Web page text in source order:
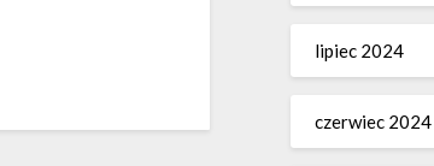
lipiec 2024
czerwiec 2024